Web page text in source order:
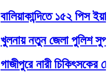
বালিয়াকান্দিতে ১৫২ পিস
খুলনায় নতুন জেলা পুলিশ
গাজীপুরে নারী চিকিৎসকের